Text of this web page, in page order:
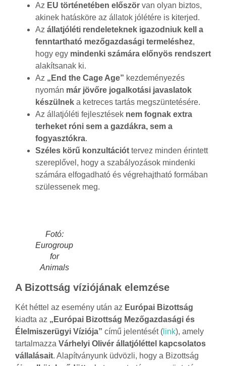
Az EU történetében először van olyan biztos,
akinek hatásköre az állatok jólétére is kiterjed.
Az állatjóléti rendeleteknek igazodniuk kell a
fenntartható mezőgazdasági termeléshez,
hogy egy mindenki számára előnyös rendszert
alakítsanak ki.
Az „End the Cage Age” kezdeményezés
nyomán már jövőre jogalkotási javaslatok
készülnek a ketreces tartás megszüntetésére.
Az állatjóléti fejlesztések nem fognak extra
terheket róni sem a gazdákra, sem a
fogyasztókra.
Széles körű konzultációt tervez minden érintett
szereplővel, hogy a szabályozások mindenki
számára elfogadható és végrehajtható formában
szülessenek meg.
Fotó:
Eurogroup
for
Animals
A Bizottság víziójának elemzése
Két héttel az esemény után az Európai Bizottság
kiadta az „Európai Bizottság Mezőgazdasági és
Élelmiszerügyi Víziója” című jelentését ( link), amely
tartalmazza Várhelyi Olivér állatjóléttel kapcsolatos
vállalásait. Alapítványunk üdvözli, hogy a Bizottság